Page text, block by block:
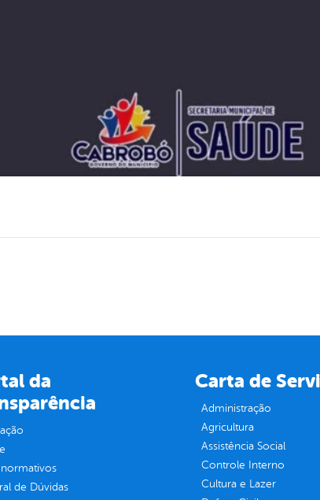
da
de Dúvidas
Carta de
Administração
Agricultura
Assistência Social
Controle Interno
Cultura e Lazer